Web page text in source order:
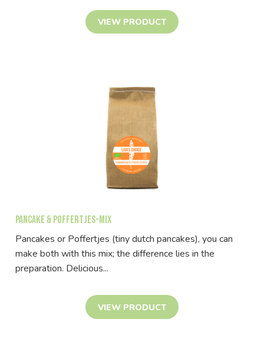
VIEW PRODUCT
Pancake & Poffertjes-mix
Pancakes or Poffertjes (tiny dutch pancakes), you can
make both with this mix; the difference lies in the
preparation. Delicious...
VIEW PRODUCT